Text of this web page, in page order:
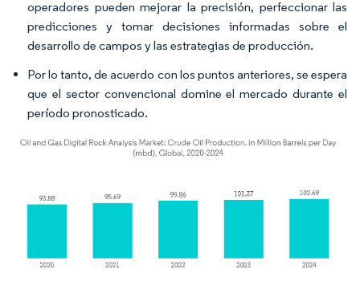
operadores pueden mejorar la precisión, perfeccionar las
predicciones y tomar decisiones informadas sobre el
desarrollo de campos y las estrategias de producción.
Por lo tanto, de acuerdo con los puntos anteriores, se espera
que el sector convencional domine el mercado durante el
período pronosticado.